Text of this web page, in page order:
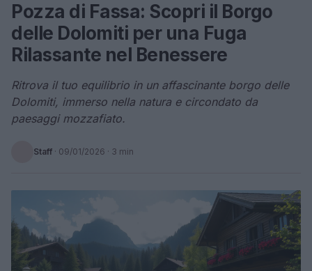
Pozza di Fassa: Scopri il Borgo
delle Dolomiti per una Fuga
Rilassante nel Benessere
Ritrova il tuo equilibrio in un affascinante borgo delle
Dolomiti, immerso nella natura e circondato da
paesaggi mozzafiato.
Staff · 09/01/2026 · 3 min